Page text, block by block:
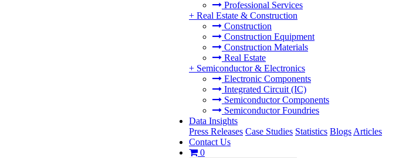
Professional Services
+ Real Estate & Construction
Construction
Construction Equipment
Construction Materials
Real Estate
+ Semiconductor & Electronics
Electronic Components
Integrated Circuit (IC)
Semiconductor Components
Semiconductor Foundries
Data Insights
Press Releases Case Studies Statistics Blogs Articles
Contact Us
0